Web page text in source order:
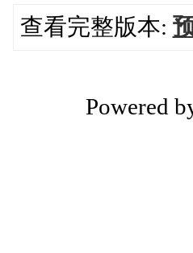
查看完整版本:
Powered